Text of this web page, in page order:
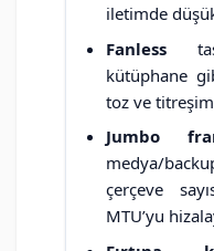
iletimde
Fanless
kütüphane
toz ve titreşim
Jumbo
medya/
çerçeve
MTU’yu